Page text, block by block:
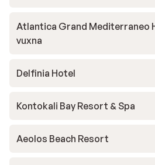
Atlantica Grand Mediterraneo
vuxna
Delfinia Hotel
Kontokali Bay Resort & Spa
Aeolos Beach Resort